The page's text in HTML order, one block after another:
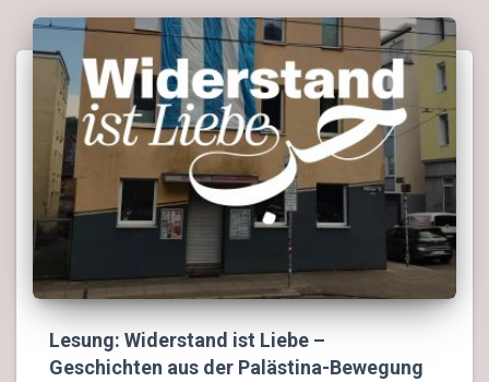
Lesung: Widerstand ist Liebe –
Geschichten aus der Palästina-Bewegung